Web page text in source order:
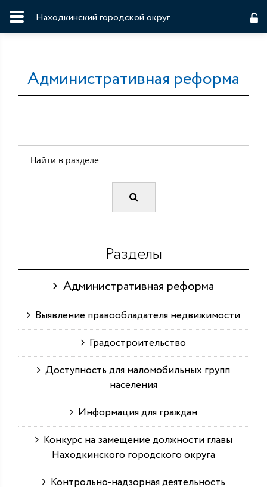
Находкинский городской округ
Административная реформа
Разделы
Административная реформа
Выявление правообладателя недвижимости
Градостроительство
Доступность для маломобильных групп
населения
Информация для граждан
Конкурс на замещение должности главы
Находкинского городского округа
Контрольно-надзорная деятельность